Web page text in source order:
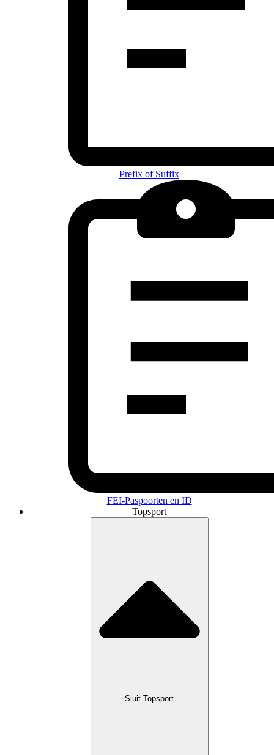
Prefix of Suffix
FEI-Paspoorten en ID
Topsport
Sluit Topsport